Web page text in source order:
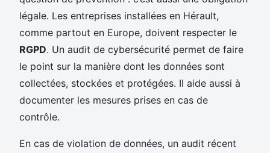
légale. Les entreprises installées en Hérault,
comme partout en Europe, doivent respecter le
RGPD. Un audit de cybersécurité permet de faire
le point sur la manière dont les données sont
collectées, stockées et protégées. Il aide aussi à
documenter les mesures prises en cas de
contrôle.
En cas de violation de données, un audit récent